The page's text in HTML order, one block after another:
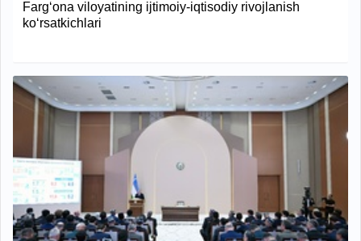
Farg‘ona viloyatining ijtimoiy-iqtisodiy rivojlanish
ko‘rsatkichlari